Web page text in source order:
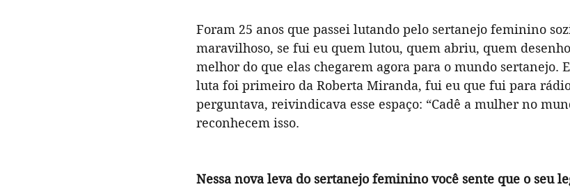
Foram 25 anos que passei lutando pelo sertanejo feminino
maravilhoso, se fui eu quem lutou, quem abriu, quem
melhor do que elas chegarem agora para o mundo sertanejo.
luta foi primeiro da Roberta Miranda, fui eu que fui para
perguntava, reivindicava esse espaço: “Cadê a mulher no
reconhecem isso.
Nessa nova leva do sertanejo feminino você sente que o seu